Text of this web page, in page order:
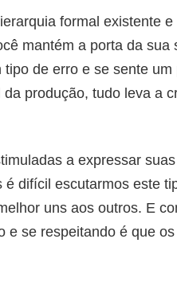
formal existente
mantém a porta da
de erro e se sente um
produção, tudo leva a
a expressar
difícil escutarmos este
uns aos outros. E
e se respeitando é que